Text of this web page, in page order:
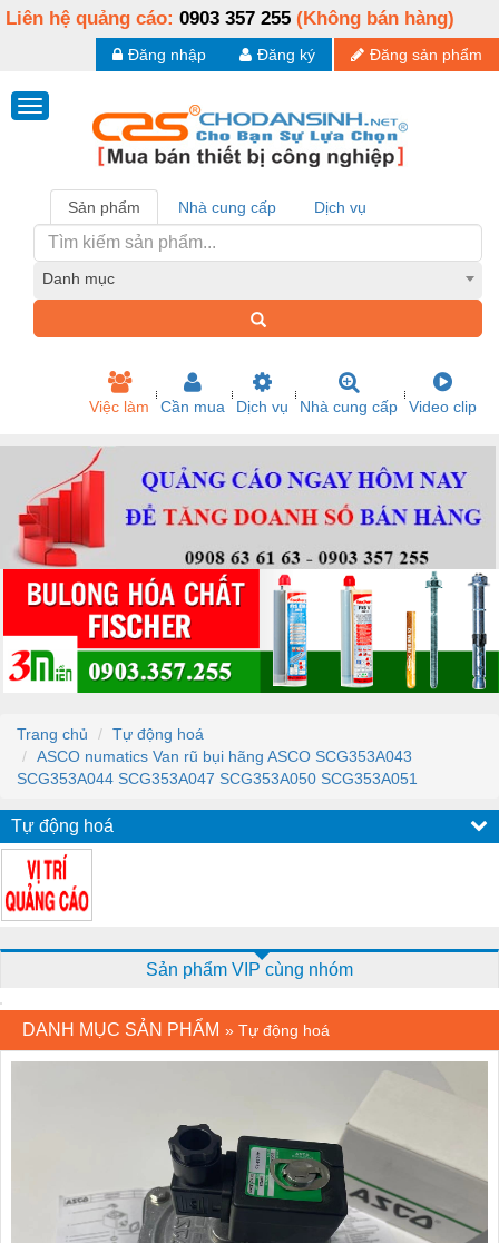
Liên hệ quảng cáo: 0903 357 255 (Không bán hàng)
Đăng sản phẩm
Đăng ký
Đăng nhập
Sản phẩm Nhà cung cấp Dịch vụ
Danh mục
Việc làm Cần mua Dịch vụ Nhà cung cấp Video clip
Trang chủ
Tự động hoá
ASCO numatics Van rũ bụi hãng ASCO SCG353A043
SCG353A044 SCG353A047 SCG353A050 SCG353A051
Tự động hoá
Sản phẩm VIP cùng nhóm
DANH MỤC SẢN PHẨM » Tự động hoá